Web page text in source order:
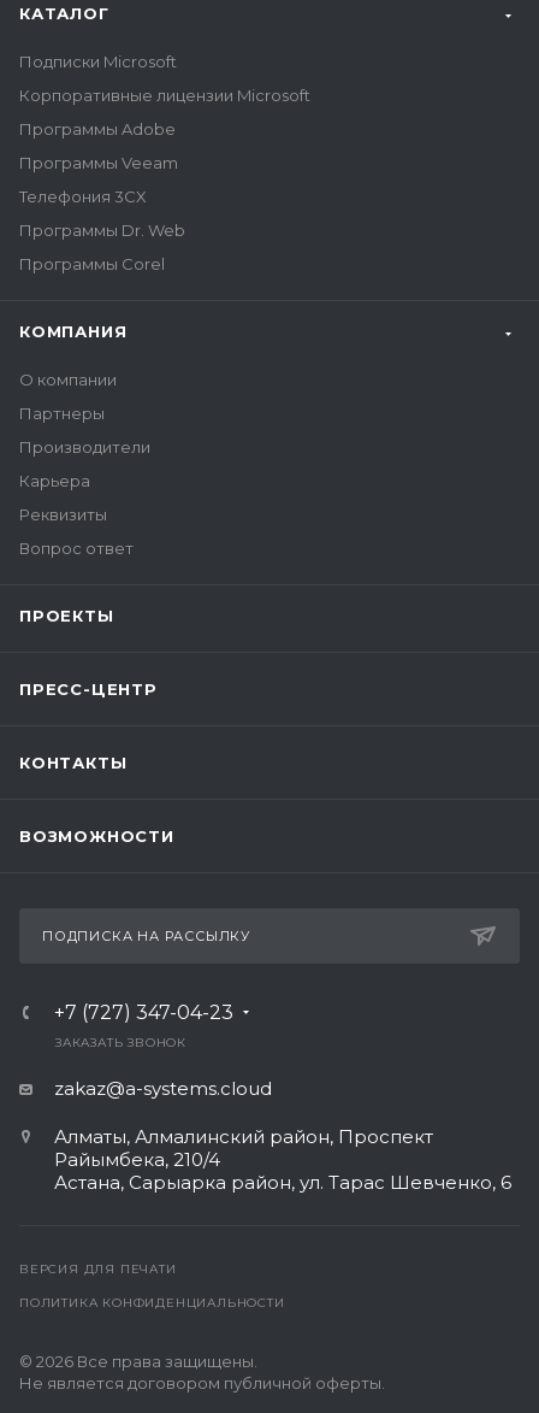
КАТАЛОГ
Подписки Microsoft
Корпоративные лицензии Microsoft
Программы Adobe
Программы Veeam
Телефония 3CX
Программы Dr. Web
Программы Corel
КОМПАНИЯ
О компании
Партнеры
Производители
Карьера
Реквизиты
Вопрос ответ
ПРОЕКТЫ
ПРЕСС-ЦЕНТР
КОНТАКТЫ
ВОЗМОЖНОСТИ
ПОДПИСКА НА РАССЫЛКУ
+7 (727) 347-04-23
ЗАКАЗАТЬ ЗВОНОК
zakaz@a-systems.cloud
Алматы, ​Алмалинский район, Проспект
Райымбека, 210/4
Астана, Сарыарка район, ул. Тарас Шевченко, 6​
ВЕРСИЯ ДЛЯ ПЕЧАТИ
ПОЛИТИКА КОНФИДЕНЦИАЛЬНОСТИ
© 2026 Все права защищены.
Не является договором публичной оферты.